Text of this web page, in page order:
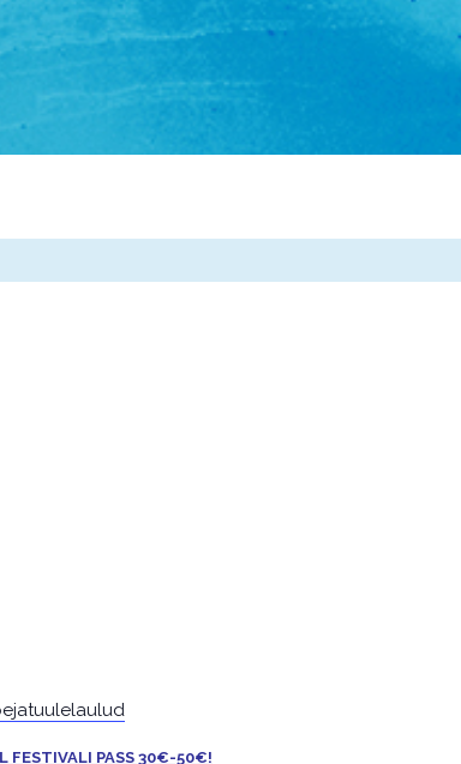
FESTIVALI PASS 30€-50€!